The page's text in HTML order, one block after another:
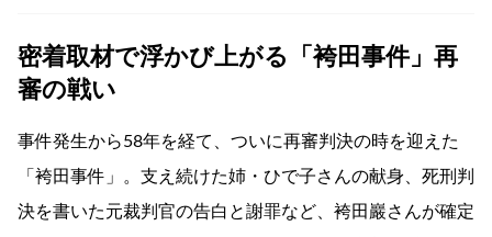
密着取材で浮かび上がる「袴田事件」再
審の戦い
事件発生から58年を経て、ついに再審判決の時を迎えた
「袴田事件」。支え続けた姉・ひで子さんの献身、死刑判
決を書いた元裁判官の告白と謝罪など、袴田巖さんが確定